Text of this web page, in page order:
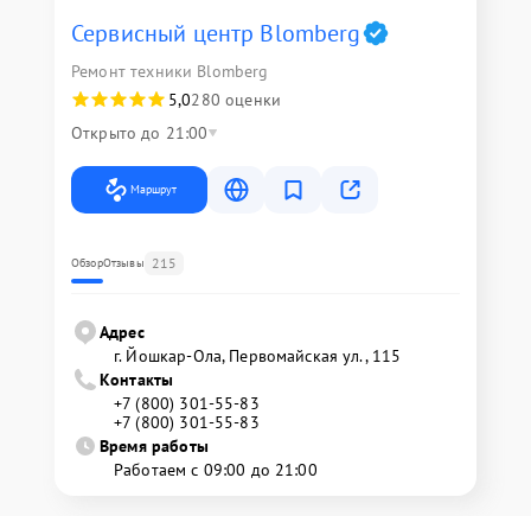
Сервисный центр Blomberg
Ремонт техники Blomberg
5,0280 оценки
Открыто до 21:00
Маршрут
ОбзорОтзывы 215
Адрес
г. Йошкар-Ола, Первомайская ул., 115
Контакты
+7 (800) 301-55-83
+7 (800) 301-55-83
Время работы
Работаем с 09:00 до 21:00